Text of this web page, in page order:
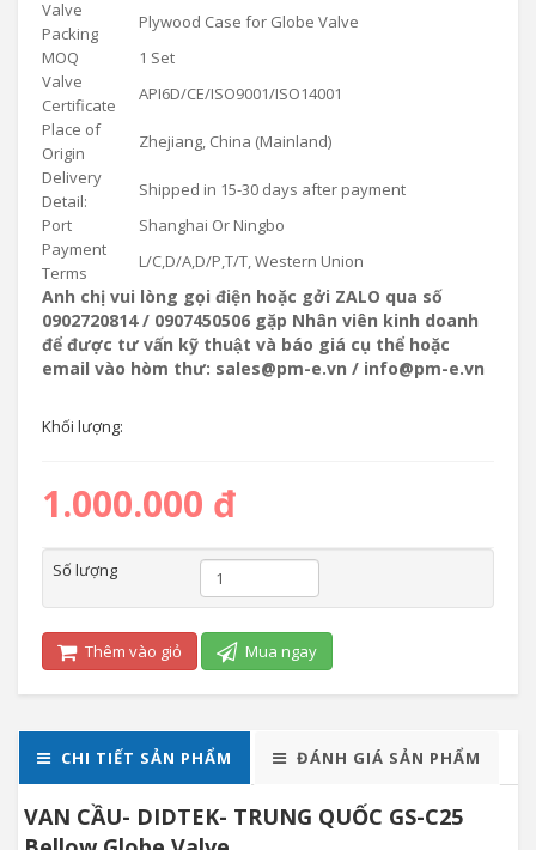
Valve
Packing
Plywood Case for Globe Valve
MOQ
1 Set
Valve
Certificate
API6D/CE/ISO9001/ISO14001
Place of
Origin
Zhejiang, China (Mainland)
Delivery
Detail:
Shipped in 15-30 days after payment
Port
Shanghai Or Ningbo
Payment
Terms
L/C,D/A,D/P,T/T, Western Union
Anh chị vui lòng gọi điện hoặc gởi ZALO qua số
0902720814 / 0907450506 gặp Nhân viên kinh doanh
để được tư vấn kỹ thuật và báo giá cụ thể hoặc
email vào hòm thư: sales@pm-e.vn / info@pm-e.vn
Khối lượng:
1.000.000 đ
Số lượng
Thêm vào giỏ Mua ngay
CHI TIẾT SẢN PHẨM ĐÁNH GIÁ SẢN PHẨM
VAN CẦU- DIDTEK- TRUNG QUỐC GS-C25